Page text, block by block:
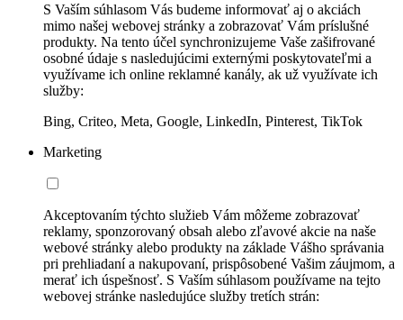
S Vaším súhlasom Vás budeme informovať aj o akciách
mimo našej webovej stránky a zobrazovať Vám príslušné
produkty. Na tento účel synchronizujeme Vaše zašifrované
osobné údaje s nasledujúcimi externými poskytovateľmi a
využívame ich online reklamné kanály, ak už využívate ich
služby:
Bing, Criteo, Meta, Google, LinkedIn, Pinterest, TikTok
Marketing
Akceptovaním týchto služieb Vám môžeme zobrazovať
reklamy, sponzorovaný obsah alebo zľavové akcie na naše
webové stránky alebo produkty na základe Vášho správania
pri prehliadaní a nakupovaní, prispôsobené Vašim záujmom, a
merať ich úspešnosť. S Vaším súhlasom používame na tejto
webovej stránke nasledujúce služby tretích strán: